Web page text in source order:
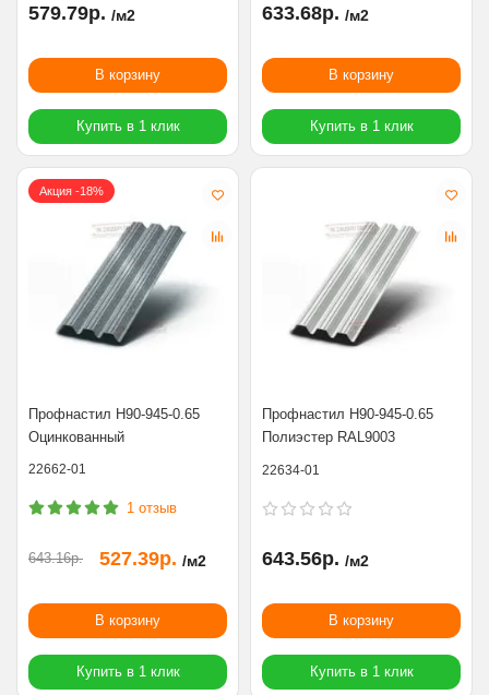
579.79р. /м2
В корзину
Купить в 1 клик
633.68р. /м2
В корзину
Купить в 1 клик
Акция -18%
Профнастил Н90-945-0.65
Оцинкованный
22662-01
1 отзыв
643.16р. 527.39р. /м2
В корзину
Купить в 1 клик
Профнастил Н90-945-0.65
Полиэстер RAL9003
22634-01
643.56р. /м2
В корзину
Купить в 1 клик